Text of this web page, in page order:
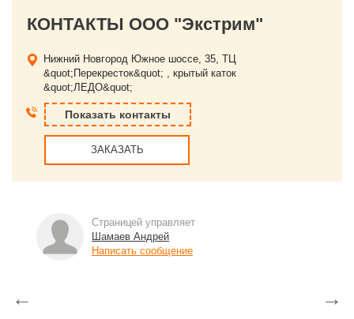
КОНТАКТЫ ООО "Экстрим"
Нижний Новгород Южное шоссе, 35, ТЦ
&quot;Перекресток&quot; , крытый каток
&quot;ЛЕДО&quot;
Показать контакты
ЗАКАЗАТЬ
Страницей управляет
Шамаев Андрей
Написать сообщение
← →